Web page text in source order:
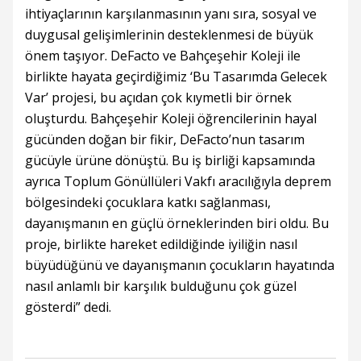
ihtiyaçlarının karşılanmasının yanı sıra, sosyal ve
duygusal gelişimlerinin desteklenmesi de büyük
önem taşıyor. DeFacto ve Bahçeşehir Koleji ile
birlikte hayata geçirdiğimiz ‘Bu Tasarımda Gelecek
Var’ projesi, bu açıdan çok kıymetli bir örnek
oluşturdu. Bahçeşehir Koleji öğrencilerinin hayal
gücünden doğan bir fikir, DeFacto’nun tasarım
gücüyle ürüne dönüştü. Bu iş birliği kapsamında
ayrıca Toplum Gönüllüleri Vakfı aracılığıyla deprem
bölgesindeki çocuklara katkı sağlanması,
dayanışmanın en güçlü örneklerinden biri oldu. Bu
proje, birlikte hareket edildiğinde iyiliğin nasıl
büyüdüğünü ve dayanışmanın çocukların hayatında
nasıl anlamlı bir karşılık bulduğunu çok güzel
gösterdi” dedi.